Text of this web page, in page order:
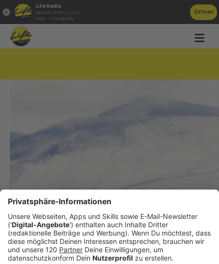
Life Radio
Life Radio GmbH & Co.KG
Gratis - in Google Play
Öffnen